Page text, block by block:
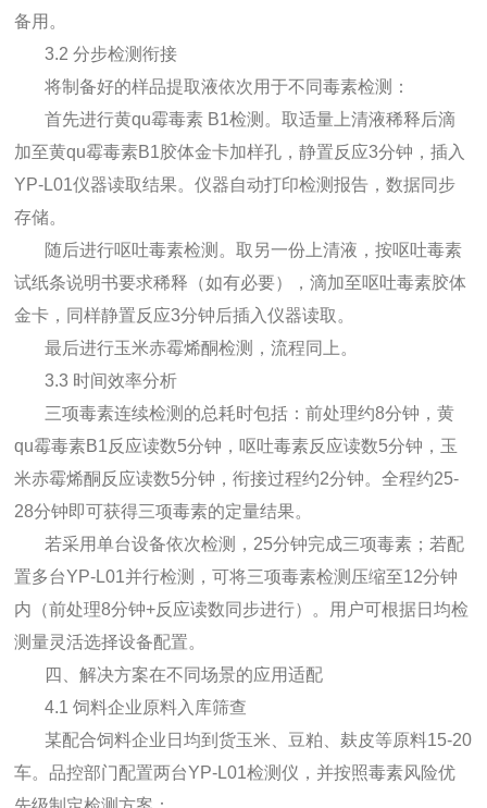
备用。
3.2 分步检测衔接
将制备好的样品提取液依次用于不同毒素检测：
首先进行黄qu霉毒素 B1检测。取适量上清液稀释后滴
加至黄qu霉毒素B1胶体金卡加样孔，静置反应3分钟，插入
YP-L01仪器读取结果。仪器自动打印检测报告，数据同步
存储。
随后进行呕吐毒素检测。取另一份上清液，按呕吐毒素
试纸条说明书要求稀释（如有必要），滴加至呕吐毒素胶体
金卡，同样静置反应3分钟后插入仪器读取。
最后进行玉米赤霉烯酮检测，流程同上。
3.3 时间效率分析
三项毒素连续检测的总耗时包括：前处理约8分钟，黄
qu霉毒素B1反应读数5分钟，呕吐毒素反应读数5分钟，玉
米赤霉烯酮反应读数5分钟，衔接过程约2分钟。全程约25-
28分钟即可获得三项毒素的定量结果。
若采用单台设备依次检测，25分钟完成三项毒素；若配
置多台YP-L01并行检测，可将三项毒素检测压缩至12分钟
内（前处理8分钟+反应读数同步进行）。用户可根据日均检
测量灵活选择设备配置。
四、解决方案在不同场景的应用适配
4.1 饲料企业原料入库筛查
某配合饲料企业日均到货玉米、豆粕、麸皮等原料15-20
车。品控部门配置两台YP-L01检测仪，并按照毒素风险优